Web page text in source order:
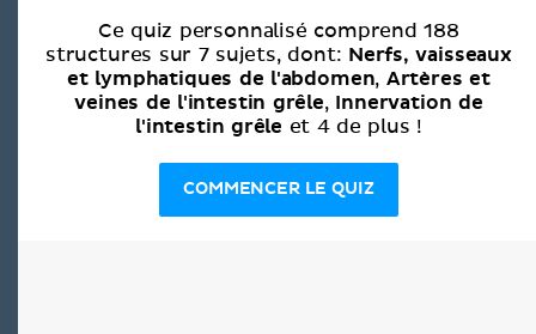
Ce quiz personnalisé comprend 188
structures sur 7 sujets, dont: Nerfs, vaisseaux
et lymphatiques de l'abdomen, Artères et
veines de l'intestin grêle, Innervation de
l'intestin grêle et 4 de plus !
COMMENCER LE QUIZ